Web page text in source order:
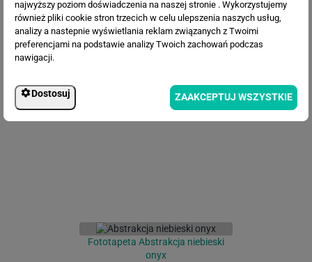
Fototapeta Poranna mgła w lesie
deszczowym
Fototapeta Abstrakcja niebieski
onyx
najwyższy poziom doświadczenia na naszej stronie . Wykorzystujemy
również pliki cookie stron trzecich w celu ulepszenia naszych usług,
analizy a nastepnie wyświetlania reklam związanych z Twoimi
preferencjami na podstawie analizy Twoich zachowań podczas
nawigacji.
Dostosuj ZAAKCEPTUJ WSZYSTKIE